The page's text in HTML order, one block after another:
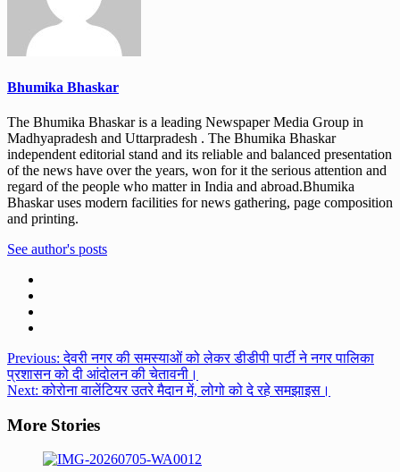
Bhumika Bhaskar
The Bhumika Bhaskar is a leading Newspaper Media Group in
Madhyapradesh and Uttarpradesh . The Bhumika Bhaskar
independent editorial stand and its reliable and balanced presentation
of the news have over the years, won for it the serious attention and
regard of the people who matter in India and abroad.Bhumika
Bhaskar uses modern facilities for news gathering, page composition
and printing.
See author's posts
Post
navigation
Previous:देवरी नगर की समस्याओं को लेकर डीडीपी पार्टी ने नगर पालिका
प्रशासन को दी आंदोलन की चेतावनी।
Next:कोरोना वालेंटियर उतरे मैदान में, लोगो को दे रहे समझाइस।
More Stories